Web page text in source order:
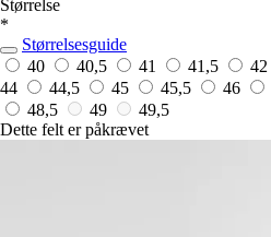
Størrelse
*
Størrelsesguide
40
40,5 41 41,5 42
44
44,5 45 45,5 46
48,5
49
49,5
Dette felt er påkrævet